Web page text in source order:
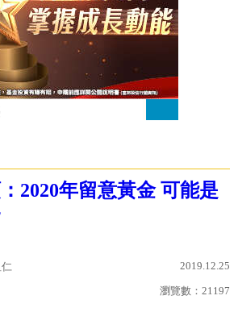
2020年留意黃金 可能是
2019.12.25
瀏覽數： 21197